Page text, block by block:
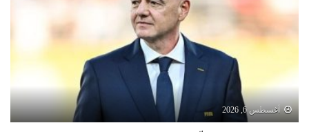
أغسطس 6, 2026